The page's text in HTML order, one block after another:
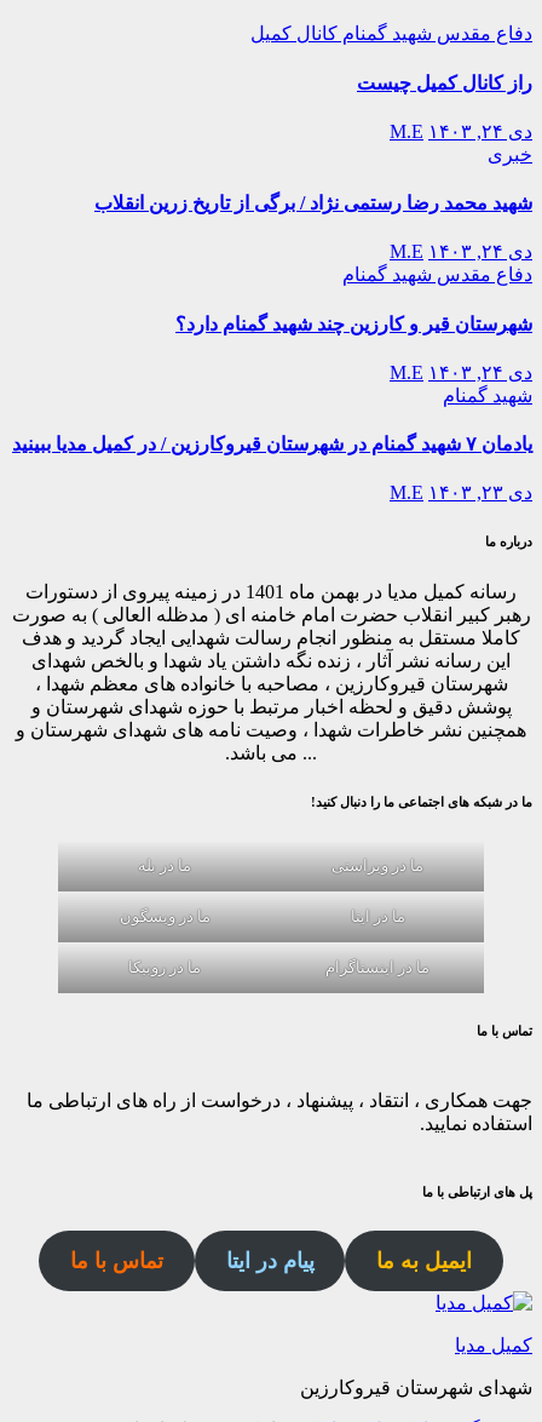
دفاع مقدس شهید گمنام کانال کمیل
راز کانال کمیل چیست
دی ۲۴, ۱۴۰۳
M.E
خبری
شهید محمد رضا رستمی نژاد / برگی از تاریخ زرین انقلاب
دی ۲۴, ۱۴۰۳
M.E
دفاع مقدس شهید گمنام
شهرستان قیر و کارزین چند شهید گمنام دارد؟
دی ۲۴, ۱۴۰۳
M.E
شهید گمنام
یادمان ۷ شهید گمنام در شهرستان قیروکارزین / در کمیل مدیا ببینید
دی ۲۳, ۱۴۰۳ M.E
درباره ما
رسانه کمیل مدیا در بهمن ماه 1401 در زمینه پیروی از دستورات
رهبر کبیر انقلاب حضرت امام خامنه ای ( مدظله العالی ) به صورت
کاملا مستقل به منظور انجام رسالت شهدایی ایجاد گردید و هدف
این رسانه نشر آثار ، زنده نگه داشتن یاد شهدا و بالخص شهدای
شهرستان قیروکارزین ، مصاحبه با خانواده های معظم شهدا ،
پوشش دقیق و لحظه اخبار مرتبط با حوزه شهدای شهرستان و
همچنین نشر خاطرات شهدا ، وصیت نامه های شهدای شهرستان و
... می باشد.
ما در شبکه های اجتماعی ما را دنبال کنید!
ما در ویراستی ما در بله
ما در ایتا ما در ویسگون
ما در اینستاگرام ما در روبیکا
تماس با ما
جهت همکاری ، انتقاد ، پیشنهاد ، درخواست از راه های ارتباطی ما
استفاده نمایید.
پل های ارتباطی با ما
ایمیل به ما پیام در ایتا تماس با ما
کمیل مدیا
شهدای شهرستان قیروکارزین